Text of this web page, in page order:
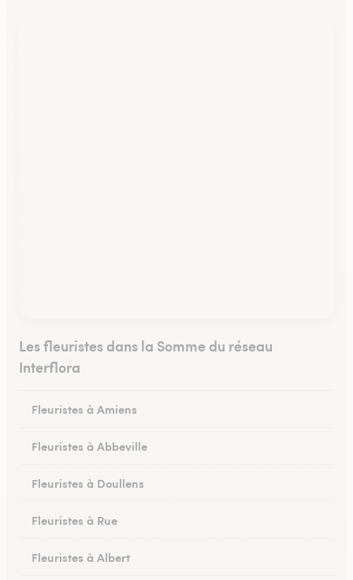
Les fleuristes dans la Somme du réseau
Interflora
Fleuristes à Amiens
Fleuristes à Abbeville
Fleuristes à Doullens
Fleuristes à Rue
Fleuristes à Albert